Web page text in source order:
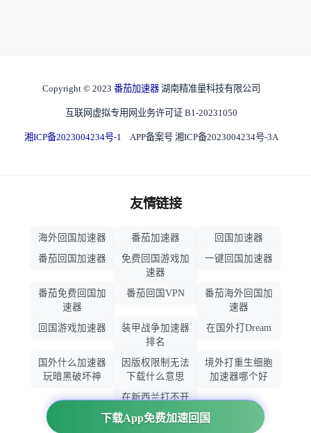
下载App免费加速回国
Copyright © 2023 番茄加速器 湖南精准量科技有限公司
互联网虚拟专用网业务许可证 B1-20231050
湘ICP备2023004234号-1 APP备案号 湘ICP备2023004234号-3A
友情链接
海外回国加速器 番茄加速器
回国加速器
番茄回国加速器
免费回国游戏加
速器
一键回国加速器
番茄免费回国加
速器
番茄回国VPN
番茄海外回国加
速器
回国游戏加速器
装甲战争加速器
排名
在国外打Dream
国外什么加速器
玩暗黑破坏神
因版权限制无法
下载什么意思
境外打重生细胞
加速器哪个好
在新西兰打不开
大智慧怎么办